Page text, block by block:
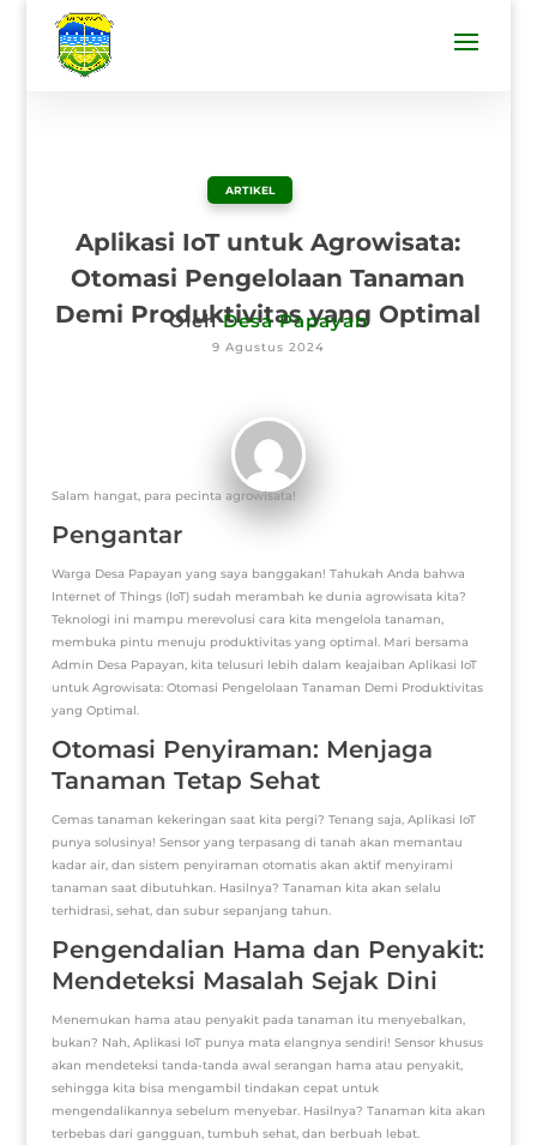
ARTIKEL
Aplikasi IoT untuk Agrowisata:
Otomasi Pengelolaan Tanaman
Demi Produktivitas yang Optimal
OlehDesa Papayan
9 Agustus 2024
Salam hangat, para pecinta agrowisata!
Pengantar
Warga Desa Papayan yang saya banggakan! Tahukah Anda bahwa
Internet of Things (IoT) sudah merambah ke dunia agrowisata kita?
Teknologi ini mampu merevolusi cara kita mengelola tanaman,
membuka pintu menuju produktivitas yang optimal. Mari bersama
Admin Desa Papayan, kita telusuri lebih dalam keajaiban Aplikasi IoT
untuk Agrowisata: Otomasi Pengelolaan Tanaman Demi Produktivitas
yang Optimal.
Otomasi Penyiraman: Menjaga
Tanaman Tetap Sehat
Cemas tanaman kekeringan saat kita pergi? Tenang saja, Aplikasi IoT
punya solusinya! Sensor yang terpasang di tanah akan memantau
kadar air, dan sistem penyiraman otomatis akan aktif menyirami
tanaman saat dibutuhkan. Hasilnya? Tanaman kita akan selalu
terhidrasi, sehat, dan subur sepanjang tahun.
Pengendalian Hama dan Penyakit:
Mendeteksi Masalah Sejak Dini
Menemukan hama atau penyakit pada tanaman itu menyebalkan,
bukan? Nah, Aplikasi IoT punya mata elangnya sendiri! Sensor khusus
akan mendeteksi tanda-tanda awal serangan hama atau penyakit,
sehingga kita bisa mengambil tindakan cepat untuk
mengendalikannya sebelum menyebar. Hasilnya? Tanaman kita akan
terbebas dari gangguan, tumbuh sehat, dan berbuah lebat.